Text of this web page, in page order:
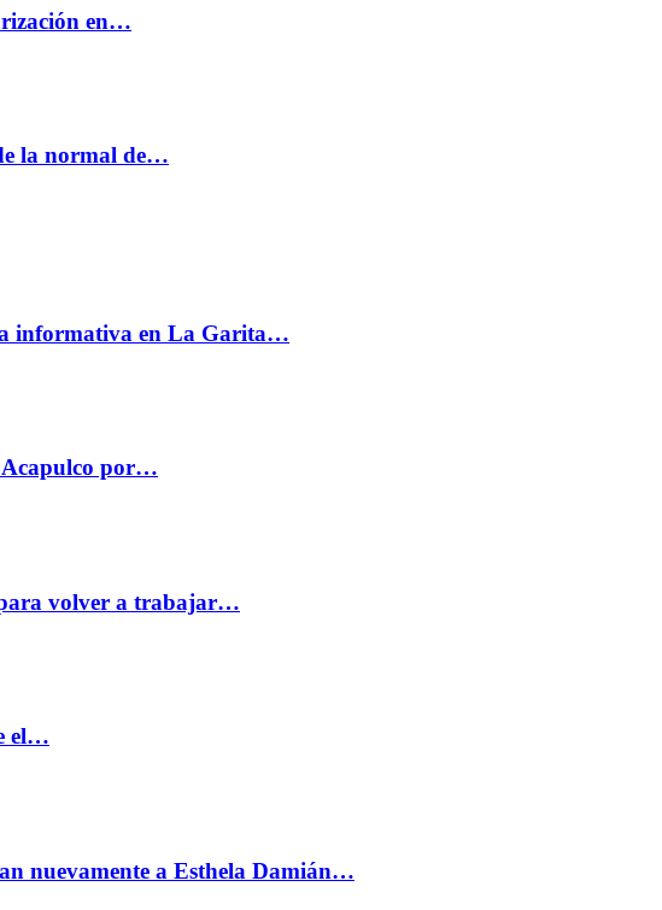
en…
la normal de…
informativa en La Garita…
Acapulco por…
para volver a trabajar…
el…
nuevamente a Esthela Damián…